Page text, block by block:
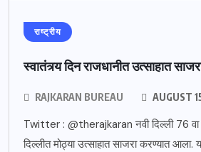
राष्ट्रीय
स्वातंत्र्य दिन राजधानीत उत्साहात
RAJKARAN BUREAU AUGUST
Twitter : @therajkaran नवी दिल्ली 76 वा
दिल्लीत मोठ्या उत्साहात साजरा करण्यात आला.